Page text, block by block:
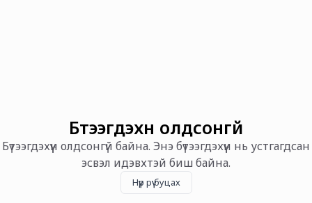
Бүтээгдэхүүн олдсонгүй
Бүтээгдэхүүн олдсонгүй байна. Энэ бүтээгдэхүүн нь устгагдсан
эсвэл идэвхтэй биш байна.
Нүүр рүү буцах